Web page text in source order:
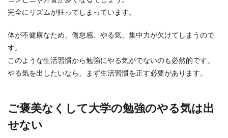
高校の教科書販売はスーツケースを持っていくと
帰るのがベス...
フラメンコのカスタネットの使い方と
フラメンコのカスタネットはどのような使い方を
完全にリズムが狂ってしまっています。
体が不健康なため、倦怠感、やる気、集中力が欠けてしまうので
す。
このような生活習慣から勉強にやる気がでないのも必然的です。
やる気を出したいなら、まず生活習慣を正す必要があります。
ご褒美なくして大学の勉強のやる気は出
せない